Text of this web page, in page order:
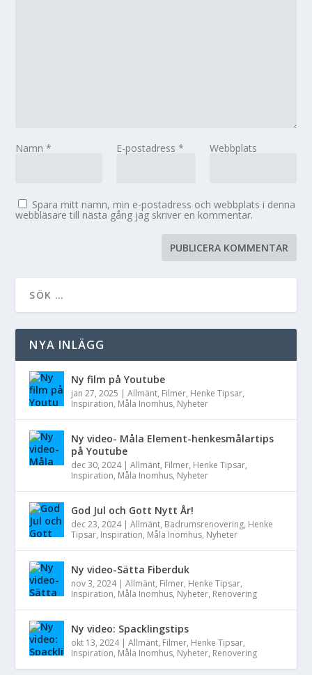
Namn* E-postadress * Webbplats
Spara mitt namn, min e-postadress och webbplats i denna
webbläsare till nästa gång jag skriver en kommentar.
NYA INLÄGG
Ny film på Youtube
jan 27, 2025 |Allmänt, Filmer, Henke Tipsar,
Inspiration, Måla Inomhus, Nyheter
Ny video- Måla Element-henkesmålartips
på Youtube
dec 30, 2024|Allmänt, Filmer, Henke Tipsar,
Inspiration, Måla Inomhus, Nyheter
God Jul och Gott Nytt År!
dec 23, 2024|Allmänt, Badrumsrenovering, Henke
Tipsar, Inspiration, Måla Inomhus, Nyheter
Ny video-Sätta Fiberduk
nov 3, 2024|Allmänt, Filmer, Henke Tipsar,
Inspiration, Måla Inomhus, Nyheter, Renovering
Ny video: Spacklingstips
okt 13, 2024|Allmänt, Filmer, Henke Tipsar,
Inspiration, Måla Inomhus, Nyheter, Renovering